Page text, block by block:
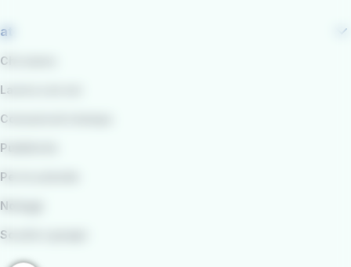
at
Chi siamo
Lavora con noi
Comunicati stampa
Pubblicità
Per le aziende
Noleggi
Scuole e gruppi